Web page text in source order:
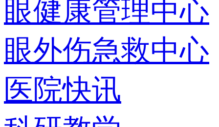
眼健康管理中心
眼外伤急救中心
医院快讯